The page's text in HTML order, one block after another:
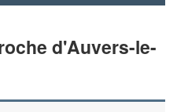
d'Auvers-le-